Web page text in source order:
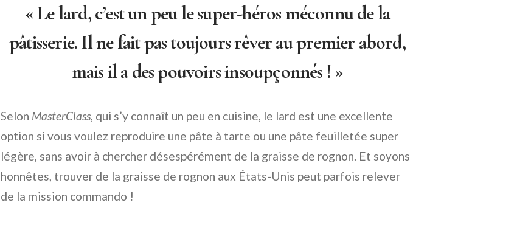
« Le lard, c’est un peu le super-héros méconnu de la
pâtisserie. Il ne fait pas toujours rêver au premier abord,
mais il a des pouvoirs insoupçonnés ! »
Selon MasterClass, qui s’y connaît un peu en cuisine, le lard est une excellente
option si vous voulez reproduire une pâte à tarte ou une pâte feuilletée super
légère, sans avoir à chercher désespérément de la graisse de rognon. Et soyons
honnêtes, trouver de la graisse de rognon aux États-Unis peut parfois relever
de la mission commando !